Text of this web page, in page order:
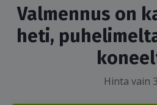
Valmennus on
heti,
Hinta vain